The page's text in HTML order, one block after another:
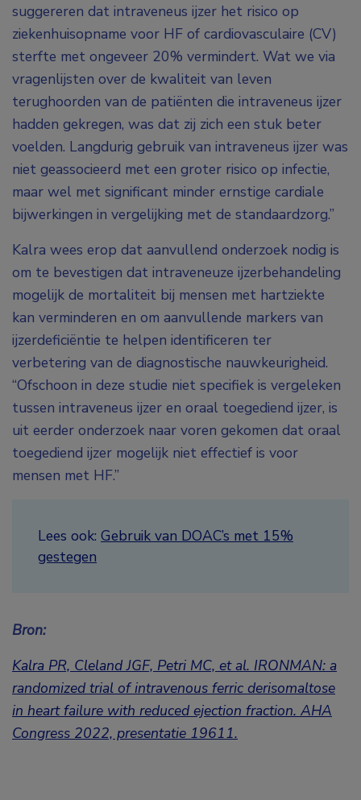
suggereren dat intraveneus ijzer het risico op
ziekenhuisopname voor HF of cardiovasculaire (CV)
sterfte met ongeveer 20% vermindert. Wat we via
vragenlijsten over de kwaliteit van leven
terughoorden van de patiënten die intraveneus ijzer
hadden gekregen, was dat zij zich een stuk beter
voelden. Langdurig gebruik van intraveneus ijzer was
niet geassocieerd met een groter risico op infectie,
maar wel met significant minder ernstige cardiale
bijwerkingen in vergelijking met de standaardzorg.”
Kalra wees erop dat aanvullend onderzoek nodig is
om te bevestigen dat intraveneuze ijzerbehandeling
mogelijk de mortaliteit bij mensen met hartziekte
kan verminderen en om aanvullende markers van
ijzerdeficiëntie te helpen identificeren ter
verbetering van de diagnostische nauwkeurigheid.
“Ofschoon in deze studie niet specifiek is vergeleken
tussen intraveneus ijzer en oraal toegediend ijzer, is
uit eerder onderzoek naar voren gekomen dat oraal
toegediend ijzer mogelijk niet effectief is voor
mensen met HF.”
Lees ook: Gebruik van DOAC’s met 15%
gestegen
Bron:
Kalra PR, Cleland JGF, Petri MC, et al. IRONMAN: a
randomized trial of intravenous ferric derisomaltose
in heart failure with reduced ejection fraction. AHA
Congress 2022, presentatie 19611.